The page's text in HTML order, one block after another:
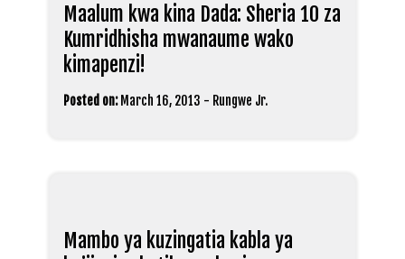
Maalum kwa kina Dada: Sheria 10 za
Kumridhisha mwanaume wako
kimapenzi!
Posted on: March 16, 2013 - Rungwe Jr.
Mambo ya kuzingatia kabla ya